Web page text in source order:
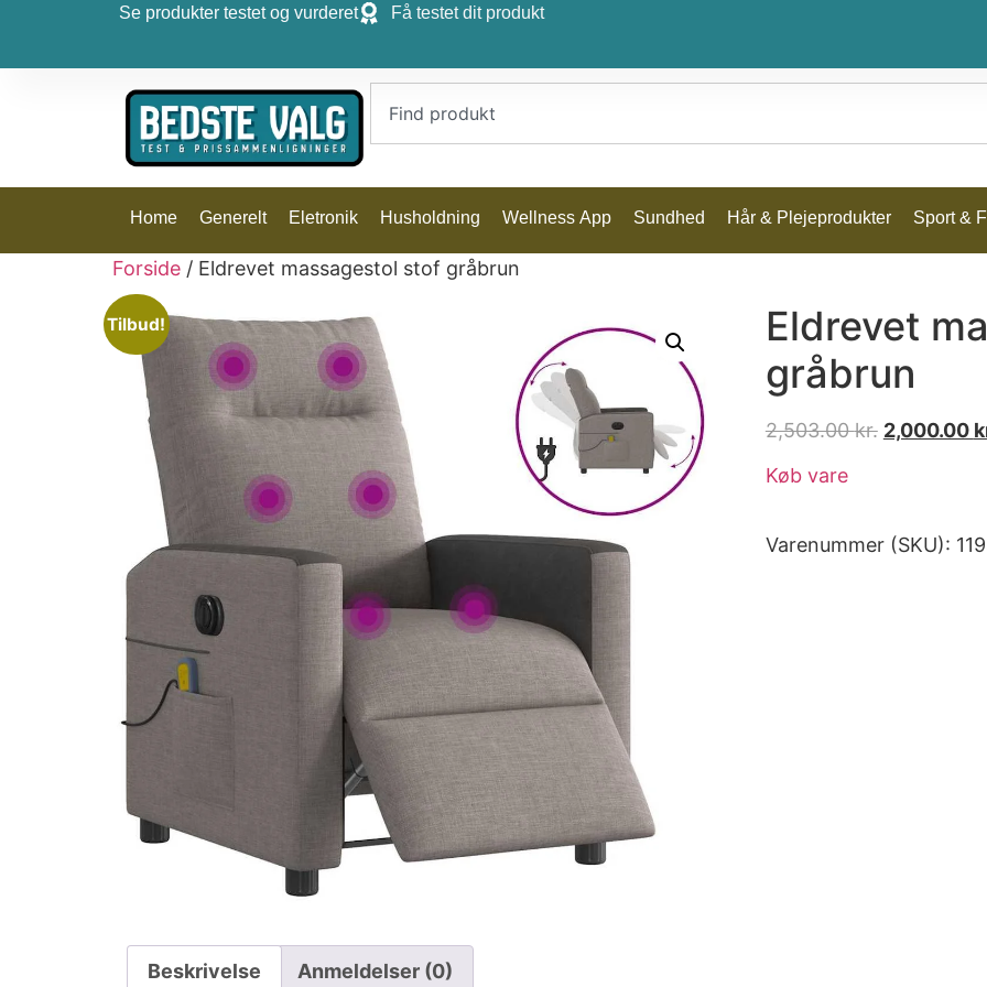
Se produkter testet og vurderet Få testet dit produkt
Home Generelt Eletronik Husholdning Wellness App Sundhed Hår & Plejeprodukter Sport &
Forside / Eldrevet massagestol stof gråbrun
Tilbud!
Eldrevet
gråbrun
2,503.00kr. 2,000.00
Køb vare
Varenummer (SKU):
Beskrivelse Anmeldelser (0)